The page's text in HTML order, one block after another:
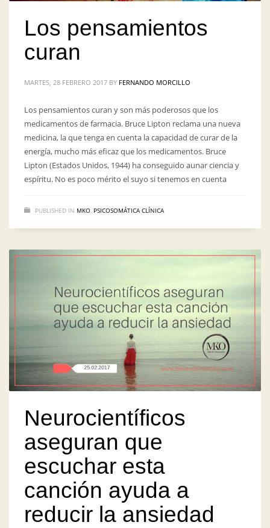
Los pensamientos
curan
MARTES, 28 FEBRERO 2017 BY FERNANDO MORCILLO
Los pensamientos curan y son más poderosos que los
medicamentos de farmacia. Bruce Lipton reclama una nueva
medicina, la que tenga en cuenta la capacidad de curar de la
energía, mucho más eficaz que los medicamentos. Bruce
Lipton (Estados Unidos, 1944) ha conseguido aunar ciencia y
espíritu. No es poco mérito el suyo si tenemos en cuenta
PUBLISHED IN MKO, PSICOSOMÁTICA CLÍNICA
Neurocientíficos
aseguran que
escuchar esta
canción ayuda a
reducir la ansiedad